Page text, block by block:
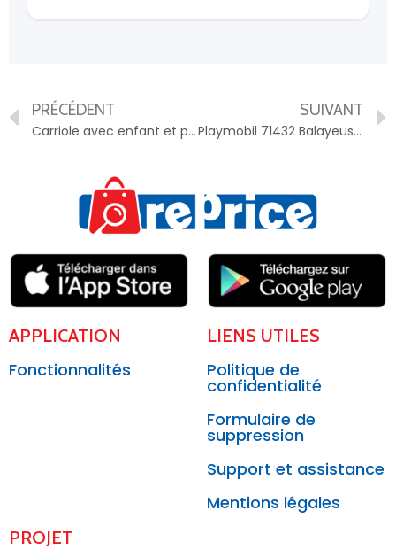
PRÉCÉDENT
Carriole avec enfant et poney – Country – 70998 PLAYMOBIL – 4008789709981
SUIVANT
Playmobil 71432 Balayeuse De Voirie – City Action – Des 4 Ans – 4008789714329
APPLICATION
Fonctionnalités
LIENS UTILES
Politique de
confidentialité
Formulaire de
suppression
Support et assistance
Mentions légales
PROJET